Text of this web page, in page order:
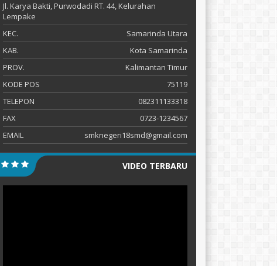
Jl. Karya Bakti, Purwodadi RT. 44, Kelurahan
Lempake
KEC.
Samarinda Utara
KAB.
Kota Samarinda
PROV.
Kalimantan Timur
KODE POS
75119
TELEPON
082311133318
FAX
0723-1234567
EMAIL
smknegeri18smd@gmail.com
VIDEO TERBARU